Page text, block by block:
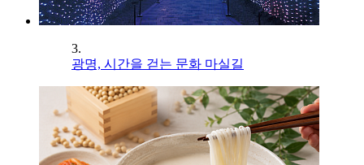
3.
광명, 시간을 걷는 문화 마실길